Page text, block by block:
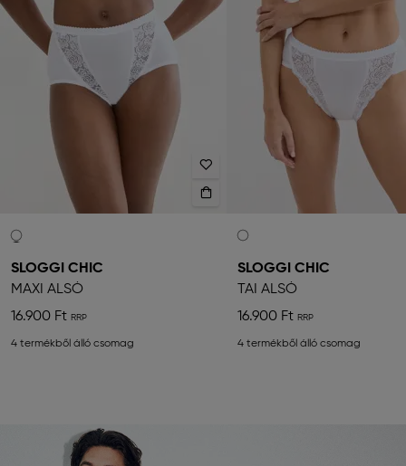
SLOGGI CHIC
MAXI ALSÓ
16.900 Ft
4 termékből álló csomag
SLOGGI CHIC
TAI ALSÓ
16.900 Ft
4 termékből álló csomag